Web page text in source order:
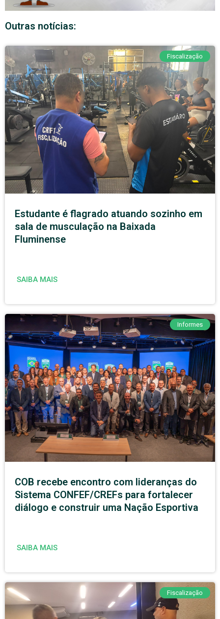
Outras notícias:
Fiscalização
Estudante é flagrado atuando sozinho em
sala de musculação na Baixada
Fluminense
SAIBA MAIS
Informes
COB recebe encontro com lideranças do
Sistema CONFEF/CREFs para fortalecer
diálogo e construir uma Nação Esportiva
SAIBA MAIS
Fiscalização